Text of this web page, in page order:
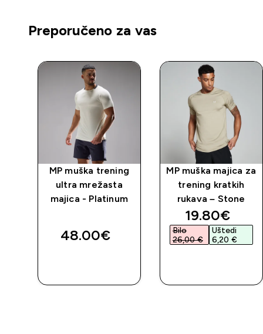
Preporučeno za vas
MP muška trening
ultra mrežasta
majica - Platinum
48.00€‎
MP muška majica za
trening kratkih
rukava – Stone
discounted
19.80€‎
Bilo
26,00 €‎
Uštedi
6,20 €‎